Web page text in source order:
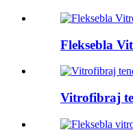
Fleksebla
Vitrofibraj